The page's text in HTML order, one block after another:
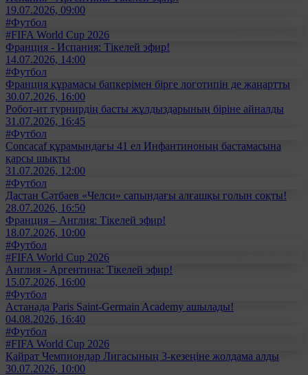
19.07.2026, 09:00
#Футбол
#FIFA World Cup 2026
Франция - Испания: Тікелей эфир!
14.07.2026, 14:00
#Футбол
Франция құрамасы бапкерімен бірге логотипін де жаңартты
30.07.2026, 16:00
Робот-ит турнирдің басты жұлдыздарының біріне айналды
31.07.2026, 16:45
#Футбол
Concacaf құрамындағы 41 ел Инфантиноның бастамасына
қарсы шықты
31.07.2026, 12:00
#Футбол
Дастан Сәтбаев «Челси» сапындағы алғашқы голын соқты!
28.07.2026, 16:50
Франция – Англия: Тікелей эфир!
18.07.2026, 10:00
#Футбол
#FIFA World Cup 2026
Англия - Аргентина: Тікелей эфир!
15.07.2026, 16:00
#Футбол
Астанада Paris Saint-Germain Academy ашылады!
04.08.2026, 16:40
#Футбол
#FIFA World Cup 2026
Қайрат Чемпиондар Лигасының 3-кезеңіне жолдама алды
30.07.2026, 10:00